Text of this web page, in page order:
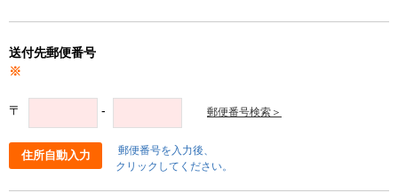
送付先郵便番号
※
〒 - 郵便番号検索＞
住所自動入力
郵便番号を入力後、
クリックしてください。